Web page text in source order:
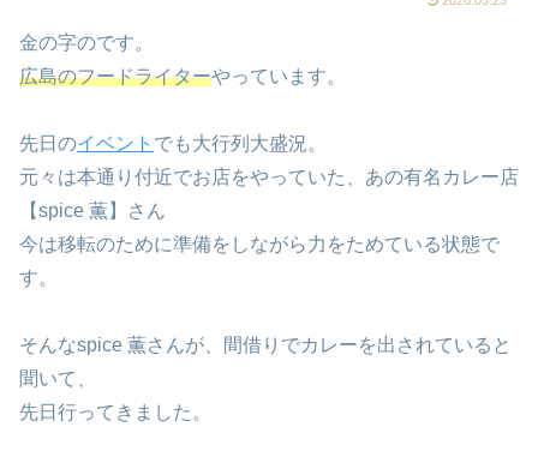
金の字のです。
広島のフードライターやっています。
先日のイベント でも大行列大盛況。
元々は本通り付近でお店をやっていた、あの有名カレー店
【spice 薫】さん
今は移転のために準備をしながら力をためている状態で
す。
そんなspice 薫さんが、間借りでカレーを出されていると
聞いて、
先日行ってきました。